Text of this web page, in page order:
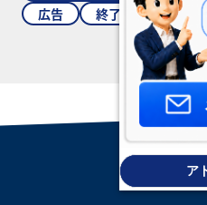
広告
終了
ア